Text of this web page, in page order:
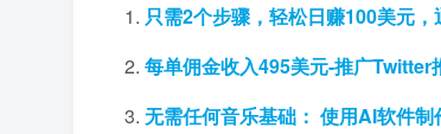
只需2个步骤，轻松日赚100美元
每单佣金收入495美元-推广
无需任何音乐基础： 使用AI软件